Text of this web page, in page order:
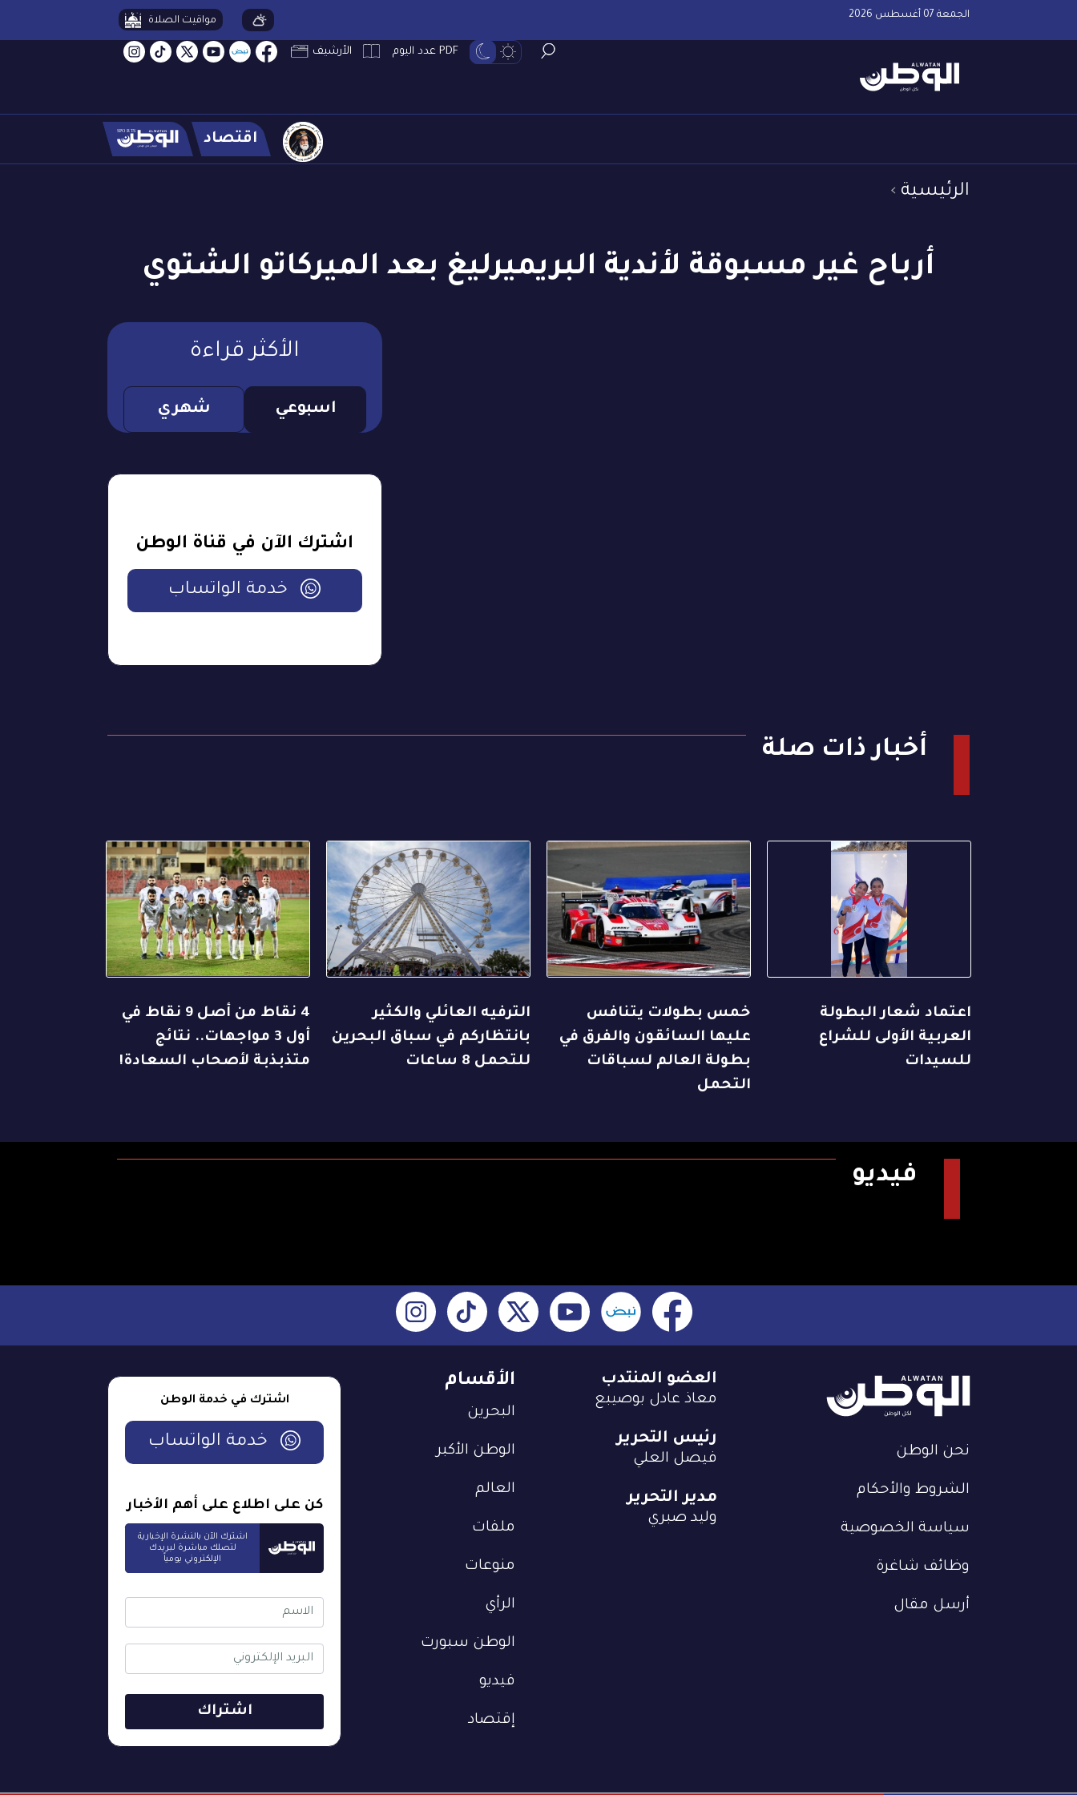
الجمعة 07 أغسطس 2026 مواقيت الصلاة
PDF عدد اليوم الأرشيف
اقتصاد
الرئيسية
أرباح غير مسبوقة لأندية البريميرليغ بعد الميركاتو الشتوي
الأكثر قراءة
اسبوعي شهري
اشترك الآن في قناة الوطن
خدمة الواتساب
أخبار ذات صلة
اعتماد شعار البطولة
العربية الأولى للشراع
للسيدات
خمس بطولات يتنافس
عليها السائقون والفرق في
بطولة العالم لسباقات
التحمل
الترفيه العائلي والكثير
بانتظاركم في سباق البحرين
للتحمل 8 ساعات
4 نقاط من أصل 9 نقاط في
أول 3 مواجهات.. نتائج
متذبذبة لأصحاب السعادة!
فيديو
نحن الوطن
الشروط والأحكام
سياسة الخصوصية
وظائف شاغرة
أرسل مقال
الأقسام
البحرين
الوطن الأكبر
العالم
ملفات
منوعات
الرأي
الوطن سبورت
فيديو
إقتصاد
العضو المنتدب
معاذ عادل بوصيبع
رئيس التحرير
فيصل العلي
مدير التحرير
وليد صبري
اشترك في خدمة الوطن
خدمة الواتساب
كن على اطلاع على أهم الأخبار
اشترك الآن بالنشرة الإخبارية
لتصلك مباشرة لبريدك
الإلكتروني يومياً
اشتراك